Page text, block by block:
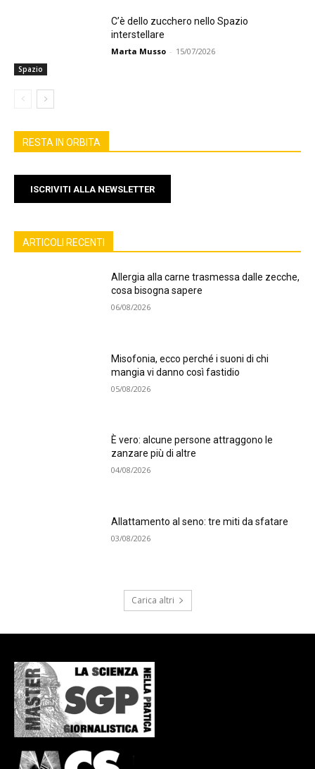
Spazio
C’è dello zucchero nello Spazio
interstellare
Marta Musso - 15/07/2026
RESTA IN ORBITA
ISCRIVITI ALLA NEWSLETTER
ARTICOLI RECENTI
Allergia alla carne trasmessa dalle zecche,
cosa bisogna sapere
06/08/2026
Misofonia, ecco perché i suoni di chi
mangia vi danno così fastidio
05/08/2026
È vero: alcune persone attraggono le
zanzare più di altre
04/08/2026
Allattamento al seno: tre miti da sfatare
03/08/2026
Carica altri